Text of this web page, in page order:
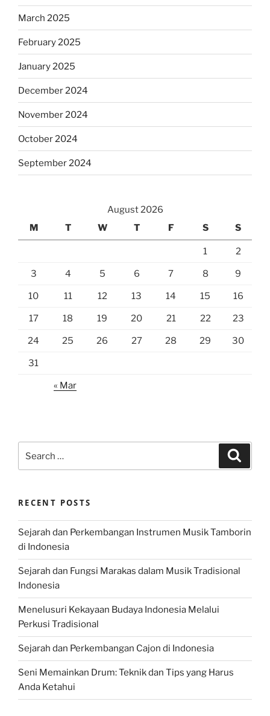
March 2025
February 2025
January 2025
December 2024
November 2024
October 2024
September 2024
August 2026
M
T W T F S S
1 2
3 4 5 6 7 8 9
10 11 12 13 14 15 16
17 18 19 20 21 22 23
24 25 26 27 28 29 30
31
« Mar
for:
RECENT POSTS
Sejarah dan Perkembangan Instrumen Musik Tamborin
di Indonesia
Sejarah dan Fungsi Marakas dalam Musik Tradisional
Indonesia
Menelusuri Kekayaan Budaya Indonesia Melalui
Perkusi Tradisional
Sejarah dan Perkembangan Cajon di Indonesia
Seni Memainkan Drum: Teknik dan Tips yang Harus
Anda Ketahui